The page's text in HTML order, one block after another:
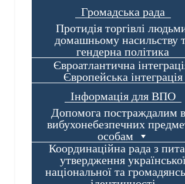
Громадська рада
Протидія торгівлі
домашньому насильству
гендерна політика
Євроатлантична
Європейська інтеграція
Інформація для ВПО
Допомога постраждалим
вибухонебезпечних
особам
Координаційна рада з
утвердження
національної та